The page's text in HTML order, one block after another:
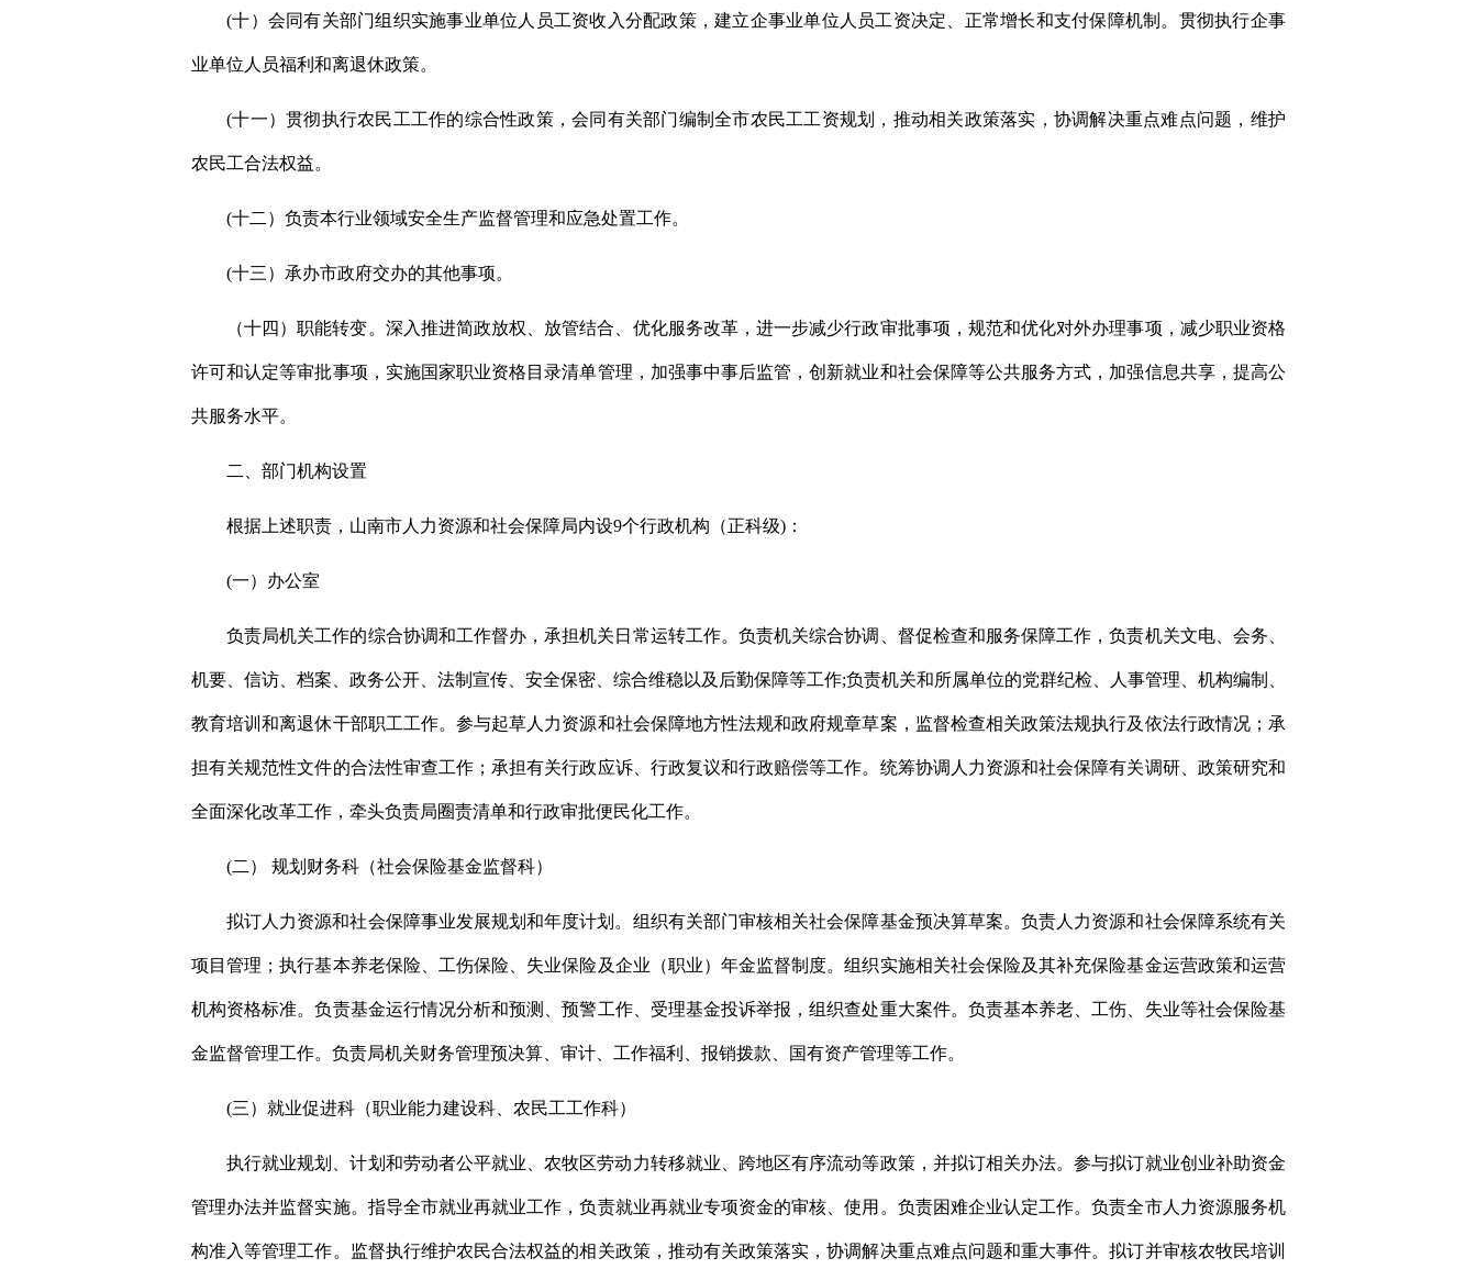
(十）会同有关部门组织实施事业单位人员工资收入分配政策，建立企事业单位人员工资决定、正常增长和支付保障机制。贯彻执行企事
业单位人员福利和离退休政策。
(十一）贯彻执行农民工工作的综合性政策，会同有关部门编制全市农民工工资规划，推动相关政策落实，协调解决重点难点问题，维护
农民工合法权益。
(十二）负责本行业领域安全生产监督管理和应急处置工作。
(十三）承办市政府交办的其他事项。
（十四）职能转变。深入推进简政放权、放管结合、优化服务改革，进一步减少行政审批事项，规范和优化对外办理事项，减少职业资格
许可和认定等审批事项，实施国家职业资格目录清单管理，加强事中事后监管，创新就业和社会保障等公共服务方式，加强信息共享，提高公
共服务水平。
二、部门机构设置
根据上述职责，山南市人力资源和社会保障局内设9个行政机构（正科级)：
(一）办公室
负责局机关工作的综合协调和工作督办，承担机关日常运转工作。负责机关综合协调、督促检查和服务保障工作，负责机关文电、会务、
机要、信访、档案、政务公开、法制宣传、安全保密、综合维稳以及后勤保障等工作;负责机关和所属单位的党群纪检、人事管理、机构编制、
教育培训和离退休干部职工工作。参与起草人力资源和社会保障地方性法规和政府规章草案，监督检查相关政策法规执行及依法行政情况；承
担有关规范性文件的合法性审查工作；承担有关行政应诉、行政复议和行政赔偿等工作。统筹协调人力资源和社会保障有关调研、政策研究和
全面深化改革工作，牵头负责局圈责清单和行政审批便民化工作。
(二） 规划财务科（社会保险基金监督科）
拟订人力资源和社会保障事业发展规划和年度计划。组织有关部门审核相关社会保障基金预决算草案。负责人力资源和社会保障系统有关
项目管理；执行基本养老保险、工伤保险、失业保险及企业（职业）年金监督制度。组织实施相关社会保险及其补充保险基金运营政策和运营
机构资格标准。负责基金运行情况分析和预测、预警工作、受理基金投诉举报，组织查处重大案件。负责基本养老、工伤、失业等社会保险基
金监督管理工作。负责局机关财务管理预决算、审计、工作福利、报销拨款、国有资产管理等工作。
(三）就业促进科（职业能力建设科、农民工工作科）
执行就业规划、计划和劳动者公平就业、农牧区劳动力转移就业、跨地区有序流动等政策，并拟订相关办法。参与拟订就业创业补助资金
管理办法并监督实施。指导全市就业再就业工作，负责就业再就业专项资金的审核、使用。负责困难企业认定工作。负责全市人力资源服务机
构准入等管理工作。监督执行维护农民合法权益的相关政策，推动有关政策落实，协调解决重点难点问题和重大事件。拟订并审核农牧民培训